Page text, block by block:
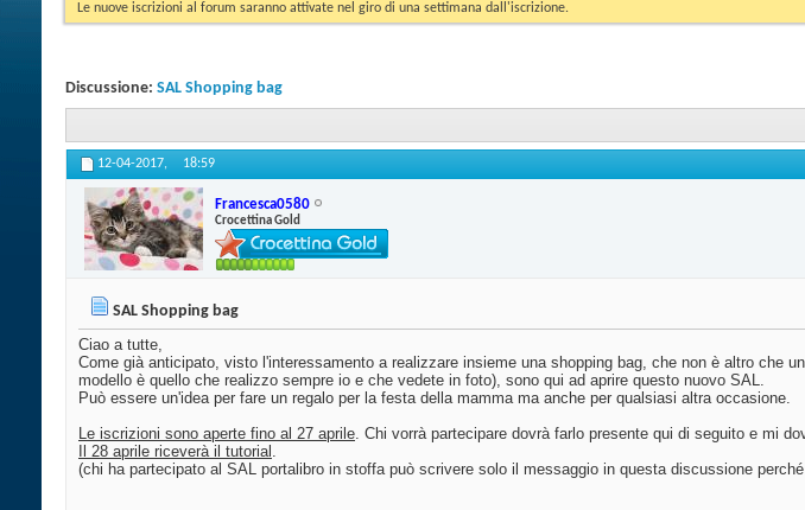
Le nuove iscrizioni al forum saranno attivate nel giro di una settimana dall'iscrizione.
Discussione: SAL Shopping bag
12-04-2017, 18:59
Francesca0580
Crocettina Gold
SAL Shopping bag
Ciao a tutte,
Come già anticipato, visto l'interessamento a realizzare insieme una shopping bag, che non è altro che
modello è quello che realizzo sempre io e che vedete in foto), sono qui ad aprire questo nuovo SAL.
Può essere un'idea per fare un regalo per la festa della mamma ma anche per qualsiasi altra occasione.
Le iscrizioni sono aperte fino al 27 aprile. Chi vorrà partecipare dovrà farlo presente qui di seguito e mi
Il 28 aprile riceverà il tutorial .
(chi ha partecipato al SAL portalibro in stoffa può scrivere solo il messaggio in questa discussione